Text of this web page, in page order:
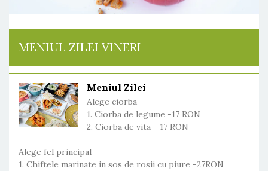
MENIUL ZILEI VINERI
Meniul Zilei
Alege ciorba
1. Ciorba de legume -17 RON
2. Ciorba de vita - 17 RON
Alege fel principal
1. Chiftele marinate in sos de rosii cu piure -27RON